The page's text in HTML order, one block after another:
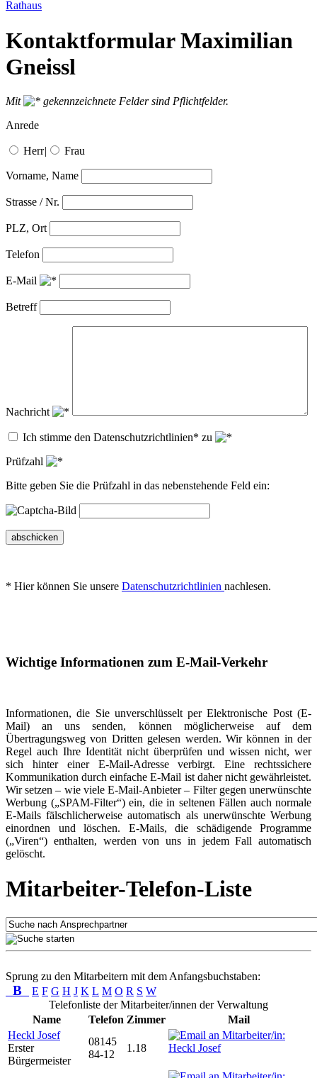
Rathaus
Kontaktformular Maximilian
Gneissl
Mit
gekennzeichnete Felder sind Pflichtfelder.
Anrede
Herr| Frau
Vorname, Name
Strasse / Nr.
PLZ, Ort
Telefon
E-Mail
Betreff
Nachricht
Ich stimme den Datenschutzrichtlinien* zu
Prüfzahl
Bitte geben Sie die Prüfzahl in das nebenstehende Feld ein:
abschicken
* Hier können Sie unsere Datenschutzrichtlinien nachlesen.
Wichtige Informationen zum E-Mail-Verkehr
Informationen, die Sie unverschlüsselt per Elektronische Post (E-
Mail) an uns senden, können möglicherweise auf dem
Übertragungsweg von Dritten gelesen werden. Wir können in der
Regel auch Ihre Identität nicht überprüfen und wissen nicht, wer
sich hinter einer E-Mail-Adresse verbirgt. Eine rechtssichere
Kommunikation durch einfache E-Mail ist daher nicht gewährleistet.
Wir setzen – wie viele E-Mail-Anbieter – Filter gegen unerwünschte
Werbung („SPAM-Filter“) ein, die in seltenen Fällen auch normale
E-Mails fälschlicherweise automatisch als unerwünschte Werbung
einordnen und löschen. E-Mails, die schädigende Programme
(„Viren“) enthalten, werden von uns in jedem Fall automatisch
gelöscht.
Mitarbeiter-Telefon-Liste
Sprung zu den Mitarbeitern mit dem Anfangsbuchstaben:
B E F G H J K L M O R S W
Telefonliste der Mitarbeiter/innen der Verwaltung
Name
Telefon Zimmer
Mail
Heckl Josef
Erster
Bürgermeister
08145
84-12
1.18